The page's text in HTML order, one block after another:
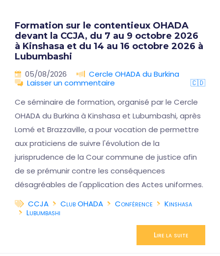
Formation sur le contentieux OHADA
devant la CCJA, du 7 au 9 octobre 2026
à Kinshasa et du 14 au 16 octobre 2026 à
Lubumbashi
05/08/2026
Cercle OHADA du Burkina
Laisser un commentaire
🇨🇩
Ce séminaire de formation, organisé par le Cercle
OHADA du Burkina à Kinshasa et Lubumbashi, après
Lomé et Brazzaville, a pour vocation de permettre
aux praticiens de suivre l'évolution de la
jurisprudence de la Cour commune de justice afin
de se prémunir contre les conséquences
désagréables de l'application des Actes uniformes.
CCJA
Club OHADA Conférence
Kinshasa
Lubumbashi
Lire la suite